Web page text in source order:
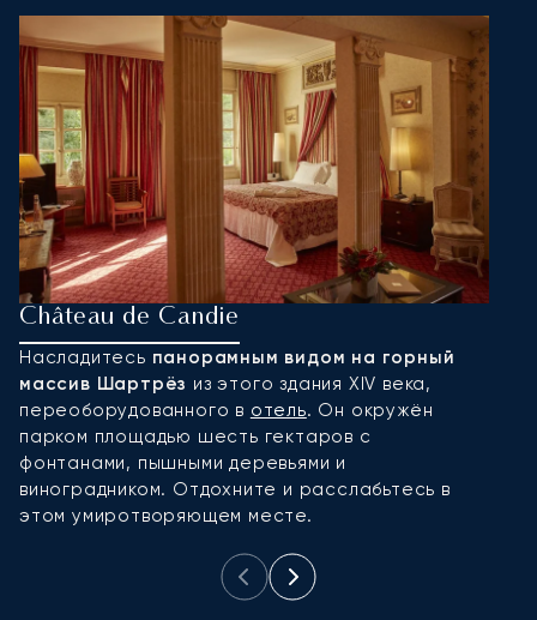
Château de Candie
Насладитесь панорамным видом на горный
массив Шартрёз из этого здания XIV века,
переоборудованного в отель. Он окружён
парком площадью шесть гектаров с
фонтанами, пышными деревьями и
виноградником. Отдохните и расслабьтесь в
этом умиротворяющем месте.